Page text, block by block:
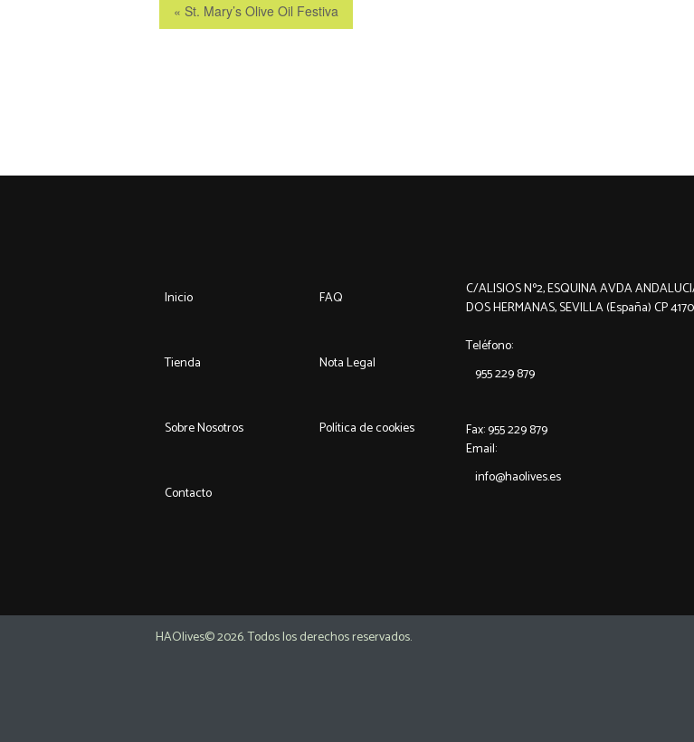
« St. Mary’s Olive Oil Festiva
Inicio
Tienda
Sobre Nosotros
Contacto
FAQ
Nota Legal
Política de cookies
C/ALISIOS Nº2, ESQUINA AVDA
DOS HERMANAS, SEVILLA (España) CP
Teléfono:
955 229 879
Fax: 955 229 879
Email:
info@haolives.es
HAOlives© 2026. Todos los derechos reservados.